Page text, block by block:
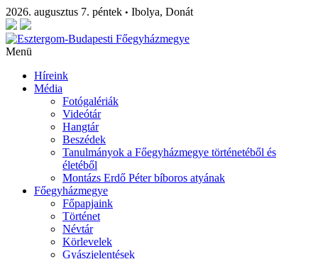
2026. augusztus 7. péntek • Ibolya, Donát
Menü
Híreink
Média
Fotógalériák
Videótár
Hangtár
Beszédek
Tanulmányok a Főegyházmegye történetéből és
életéből
Montázs Erdő Péter bíboros atyának
Főegyházmegye
Főpapjaink
Történet
Névtár
Körlevelek
Gyászjelentések